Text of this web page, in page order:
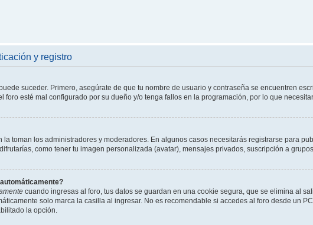
y registro
suceder. Primero, asegúrate de que tu nombre de usuario y contraseña se encuentren
foro esté mal configurado por su dueño y/o tenga fallos en la programación, por lo que
la toman los administradores y moderadores. En algunos casos necesitarás registrarse para
como tener tu imagen personalizada (avatar), mensajes privados, suscripción a
cuando ingresas al foro, tus datos se guardan en una cookie segura, que se elimina al
solo marca la casilla al ingresar. No es recomendable si accedes al foro desde un
la opción.